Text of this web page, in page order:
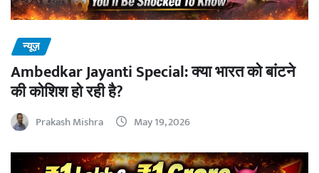
न्यूज़
Ambedkar Jayanti Special: क्या भारत को बांटने
की कोशिश हो रही है?
Prakash Mishra May 19, 2026